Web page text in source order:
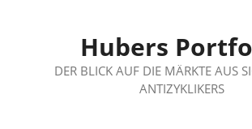
Hubers
DER BLICK AUF DIE MÄRKTE AUS
ANTIZYKLIKERS